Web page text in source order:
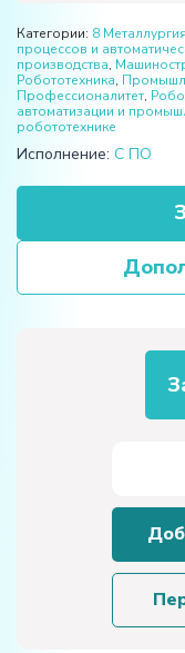
Категории: 8 Металлургия
процессов и
производства,
Робототехника,
Профессионалитет,
автоматизации и
робототехнике
Исполнение: С ПО